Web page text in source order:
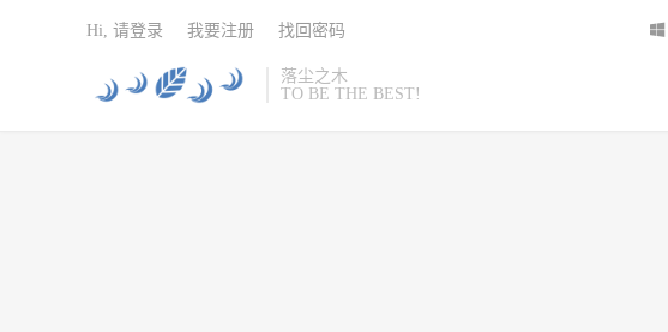
落尘之木
TO BE THE BEST!
Hi, 请登录 我要注册 找回密码